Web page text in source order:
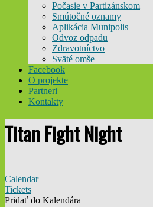
Počasie v Partizánskom
Smútočné oznamy
Aplikácia Munipolis
Odvoz odpadu
Zdravotníctvo
Sväté omše
Facebook
O projekte
Partneri
Kontakty
Titan Fight Night
Calendar
Tickets
Pridať do Kalendára